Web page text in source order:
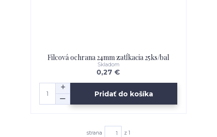
Filcová ochrana 24mm zatĺkacia 25ks/bal
0,27 €
Skladom
Pridať do košíka
strana z 1